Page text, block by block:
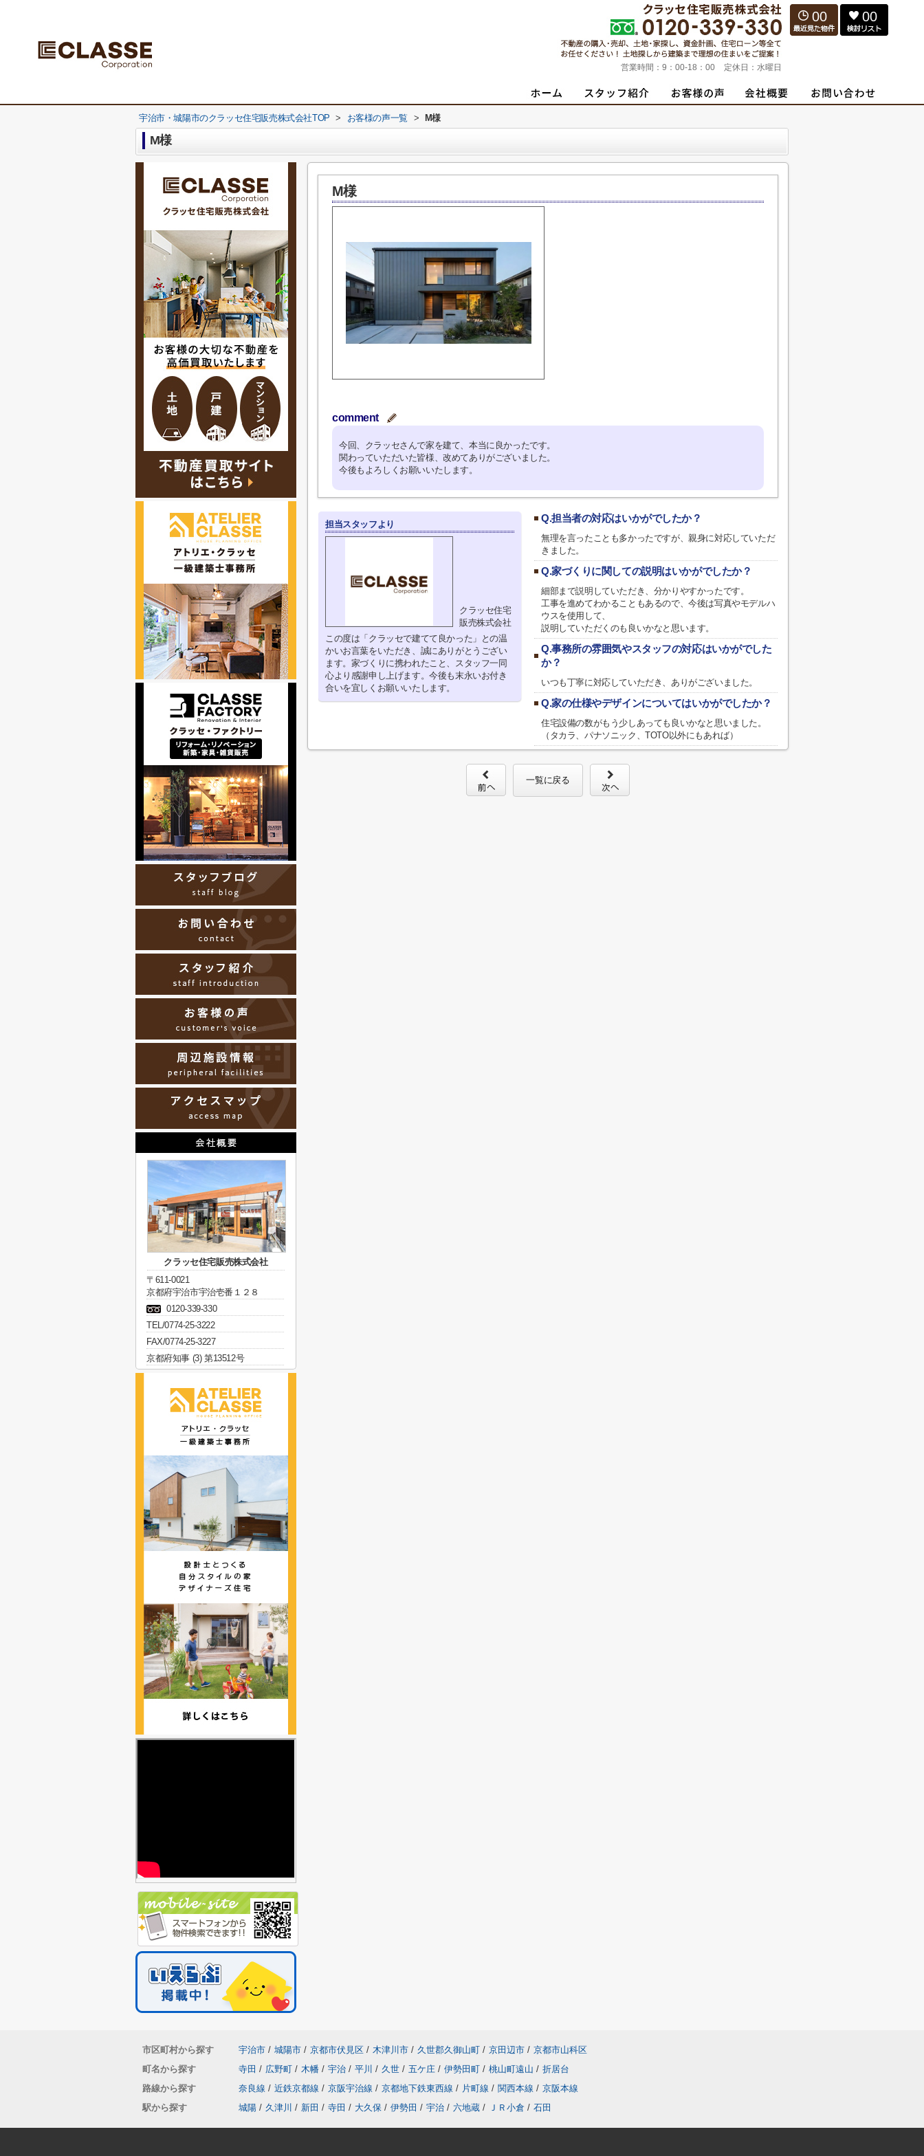
営業時間： 9：00-18：00 定休日： 水曜日
00 00
宇治市・城陽市のクラッセ住宅販売株式会社TOP > お客様の声一覧 > M様
M様
M様
comment
今回、クラッセさんで家を建て、本当に良かったです。
関わっていただいた皆様、改めてありがございました。
今後もよろしくお願いいたします。
担当スタッフより
クラッセ住宅
販売株式会社
この度は「クラッセで建てて良かった」との温
かいお言葉をいただき、誠にありがとうござい
ます。家づくりに携われたこと、スタッフ一同
心より感謝申し上げます。今後も末永いお付き
合いを宜しくお願いいたします。
Q.担当者の対応はいかがでしたか？
無理を言ったことも多かったですが、親身に対応していただ
きました。
Q.家づくりに関しての説明はいかがでしたか？
細部まで説明していただき、分かりやすかったです。
工事を進めてわかることもあるので、今後は写真やモデルハ
ウスを使用して、
説明していただくのも良いかなと思います。
Q.事務所の雰囲気やスタッフの対応はいかがでした
か？
いつも丁寧に対応していただき、ありがございました。
Q.家の仕様やデザインについてはいかがでしたか？
住宅設備の数がもう少しあっても良いかなと思いました。
（タカラ、パナソニック、TOTO以外にもあれば）
一覧に戻る
クラッセ住宅販売株式会社
〒611-0021
京都府宇治市宇治壱番１２８
0120-339-330
TEL/0774-25-3222
FAX/0774-25-3227
京都府知事 (3) 第13512号
市区町村から探す 宇治市 / 城陽市 / 京都市伏見区 / 木津川市 / 久世郡久御山町 / 京田辺市 / 京都市山科区
町名から探す
寺田 / 広野町 / 木幡 / 宇治 / 平川 / 久世 / 五ケ庄 / 伊勢田町 / 桃山町遠山 / 折居台
路線から探す
奈良線 / 近鉄京都線 / 京阪宇治線 / 京都地下鉄東西線 / 片町線 / 関西本線 / 京阪本線
駅から探す
城陽 / 久津川 / 新田 / 寺田 / 大久保 / 伊勢田 / 宇治 / 六地蔵 / ＪＲ小倉 / 石田